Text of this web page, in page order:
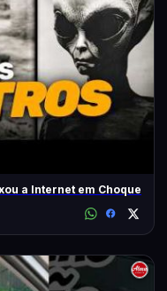
a Internet em Choque